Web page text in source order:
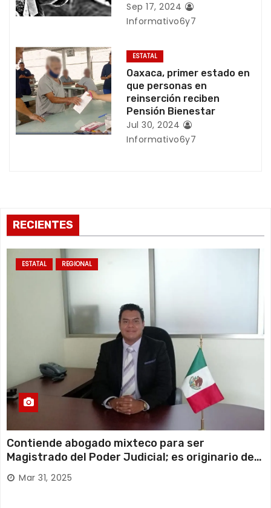
t
r
a
d
a
Sep 17, 2024
Informativo6y7
ESTATAL
Oaxaca, primer estado en
que personas en
reinserción reciben
Pensión Bienestar
Jul 30, 2024
Informativo6y7
RECIENTES
ESTATAL REGIONAL
Contiende abogado mixteco para ser
Magistrado del Poder Judicial; es originario de
Huajuapan de León
Mar 31, 2025